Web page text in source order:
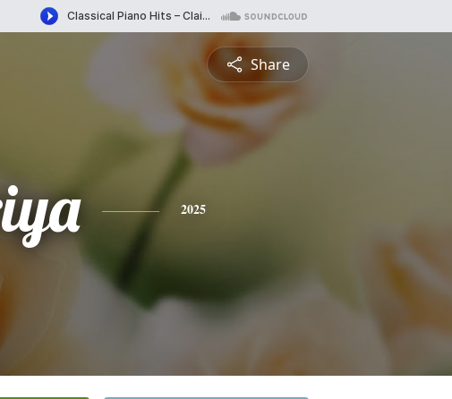
Share
2025